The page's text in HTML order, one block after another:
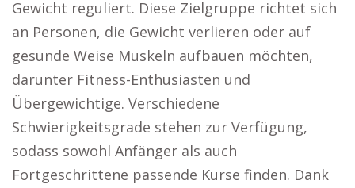
Gewicht reguliert. Diese Zielgruppe richtet sich
an Personen, die Gewicht verlieren oder auf
gesunde Weise Muskeln aufbauen möchten,
darunter Fitness-Enthusiasten und
Übergewichtige. Verschiedene
Schwierigkeitsgrade stehen zur Verfügung,
sodass sowohl Anfänger als auch
Fortgeschrittene passende Kurse finden. Dank